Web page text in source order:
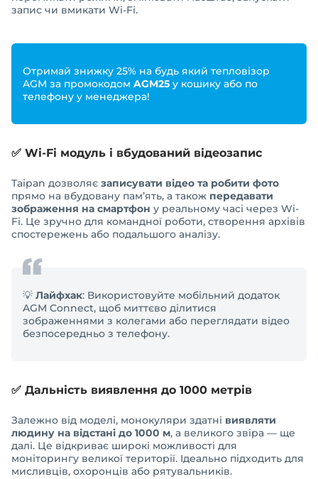
запис чи вмикати Wi-Fi.
Отримай знижку 25% на будь який тепловізор
AGM за промокодом AGM25 у кошику або по
телефону у менеджера!
✅ Wi-Fi модуль і вбудований відеозапис
Taipan дозволяє записувати відео та робити фото
прямо на вбудовану пам’ять, а також передавати
зображення на смартфон у реальному часі через Wi-
Fi. Це зручно для командної роботи, створення архівів
спостережень або подальшого аналізу.
💡 Лайфхак: Використовуйте мобільний додаток
AGM Connect, щоб миттєво ділитися
зображеннями з колегами або переглядати відео
безпосередньо з телефону.
✅ Дальність виявлення до 1000 метрів
Залежно від моделі, монокуляри здатні виявляти
людину на відстані до 1000 м, а великого звіра — ще
далі. Це відкриває широкі можливості для
моніторингу великої території. Ідеально підходить для
мисливців, охоронців або рятувальників.